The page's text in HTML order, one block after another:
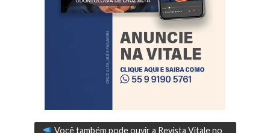
Você também pode ouvir a Revista Vitale no